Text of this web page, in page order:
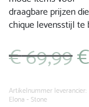
draagbare prijzen
chique levensstijl te
€69,99 prijs
€
€
Artikelnummer leverancier:
Elona - Stone